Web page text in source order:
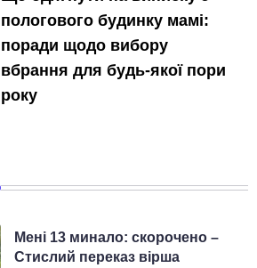
пологового будинку мамі:
поради щодо вибору
вбрання для будь-якої пори
року
Мені 13 минало: скорочено –
Стислий переказ вірша